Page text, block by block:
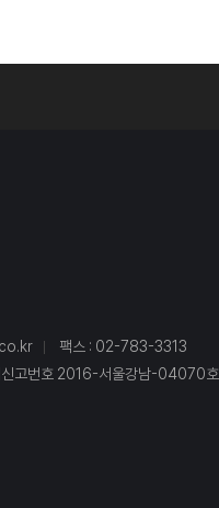
팩스 : 02-783-3313
신고번호 2016-서울강남-04070호